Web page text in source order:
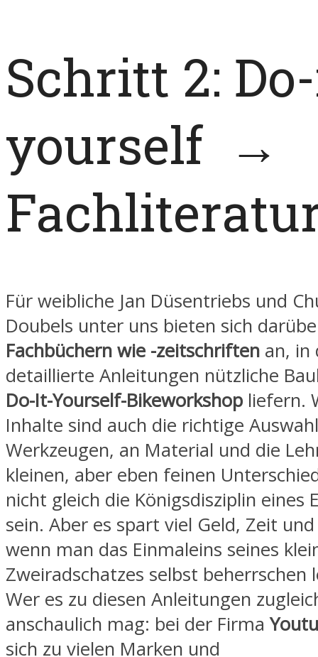
Schritt 2:
yourself →
Für weibliche Jan Düsentriebs und
Doubels unter uns bieten sich
Fachbüchern wie -zeitschriften an, in
detaillierte Anleitungen nützliche
Do-It-Yourself-Bikeworkshop liefern.
Inhalte sind auch die richtige
Werkzeugen, an Material und die
kleinen, aber eben feinen
nicht gleich die Königsdisziplin eines
sein. Aber es spart viel Geld, Zeit
wenn man das Einmaleins seines
Zweiradschatzes selbst beherrschen
Wer es zu diesen Anleitungen
anschaulich mag: bei der Firma
sich zu vielen Marken und